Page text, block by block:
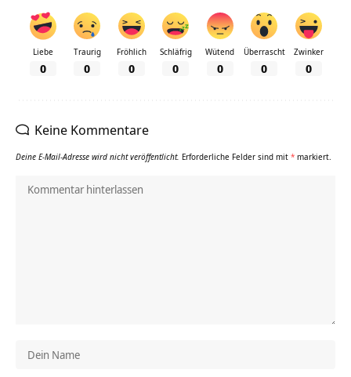
Liebe
0
Traurig
0
Fröhlich
0
Schläfrig
0
Wütend
0
Überrascht
0
Zwinker
0
Keine Kommentare
Deine E-Mail-Adresse wird nicht veröffentlicht. Erforderliche Felder sind mit * markiert.